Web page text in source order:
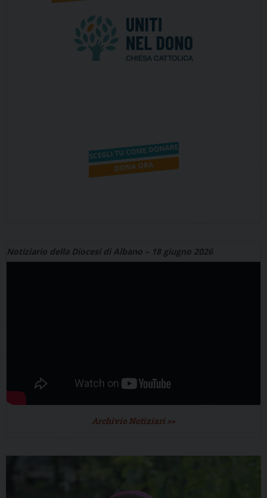
Notiziario della Diocesi di Albano – 18 giugno 2026
Archivio Notiziari >>